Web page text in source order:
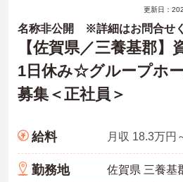
更新日：
名称非公開 ※詳細はお問合せ
【佐賀県／三養基郡】
1日休み☆グループホ
募集＜正社員＞
給料 月収 18.3万円
勤務地 佐賀県 三養基